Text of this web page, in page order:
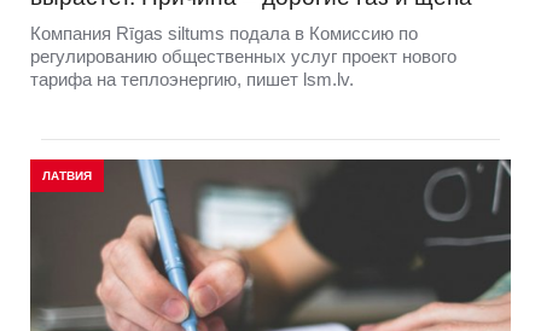
Компания Rīgas siltums подала в Комиссию по
регулированию общественных услуг проект нового
тарифа на теплоэнергию, пишет lsm.lv.
ЛАТВИЯ